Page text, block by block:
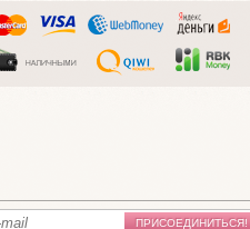
ПРИСОЕДИНИТЬСЯ!